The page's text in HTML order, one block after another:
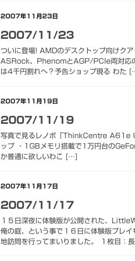
2007年11月23日
2007/11/23
ついに登場! AMDのデスクトップ向けク
ASRock、PhenomとAGP/PCIe両対応
は4千円割れへ？予告ショップ現る わた
2007年11月19日
2007/11/19
写真で見るレノボ「ThinkCentre A61e
ップ ・1GBメモリ搭載で1万円台の
か普通に欲しいわこ […]
2007年11月17日
2007/11/17
１５日深夜に体験版が公開された、
俺の庭、という事で１６日に体験版プレ
地訪問を行ってまいりました。 １枚目：